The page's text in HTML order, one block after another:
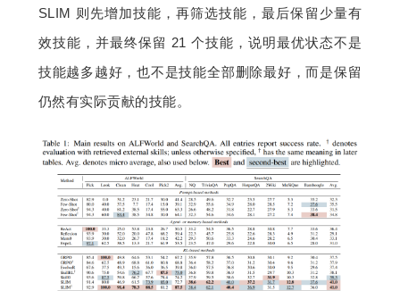
SLIM 则先增加技能，再筛选技能，最后保留少量有
效技能，并最终保留 21 个技能，说明最优状态不是
技能越多越好，也不是技能全部删除最好，而是保留
仍然有实际贡献的技能。